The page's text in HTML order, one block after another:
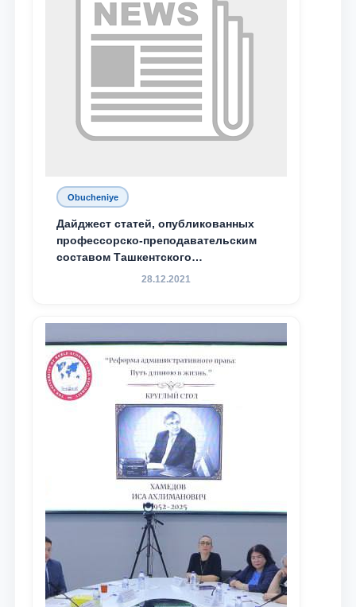
Obucheniye
Дайджест статей, опубликованных
профессорско-преподавательским
составом Ташкентского
государственного юридического
доведения до международного
сообщества результатов реформ и
исследований в сфере
противодействия коррупции
28.12.2021